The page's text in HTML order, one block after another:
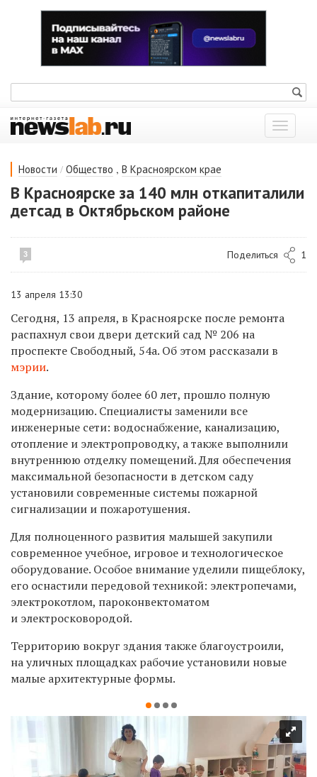
Показать
меню
Новости / Общество , В Красноярском крае
В Красноярске за 140 млн откапиталили
детсад в Октябрьском районе
3 Поделиться 1
13 апреля 13:30
Сегодня, 13 апреля, в Красноярске после ремонта
распахнул свои двери детский сад № 206 на
проспекте Свободный, 54а. Об этом рассказали в
мэрии.
Здание, которому более 60 лет, прошло полную
модернизацию. Специалисты заменили все
инженерные сети: водоснабжение, канализацию,
отопление и электропроводку, а также выполнили
внутреннюю отделку помещений. Для обеспечения
максимальной безопасности в детском саду
установили современные системы пожарной
сигнализации и пожаротушения.
Для полноценного развития малышей закупили
современное учебное, игровое и технологическое
оборудование. Особое внимание уделили пищеблоку,
его оснастили передовой техникой: электропечами,
электрокотлом, пароконвектоматом
и электросковородой.
Территорию вокруг здания также благоустроили,
на уличных площадках рабочие установили новые
малые архитектурные формы.